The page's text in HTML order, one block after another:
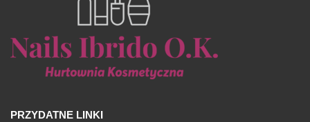
PRZYDATNE LINKI